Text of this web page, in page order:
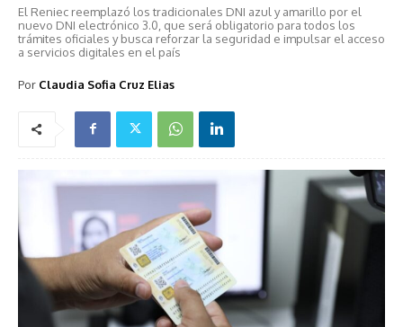
El Reniec reemplazó los tradicionales DNI azul y amarillo por el
nuevo DNI electrónico 3.0, que será obligatorio para todos los
trámites oficiales y busca reforzar la seguridad e impulsar el acceso
a servicios digitales en el país
Por Claudia Sofia Cruz Elias